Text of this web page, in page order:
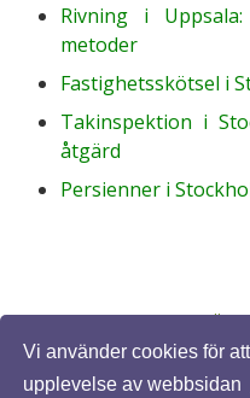
Vi använder cookies för
upplevelse av webbsidan
Rivning i
metoder
Fastighetsskötsel i
Takinspektion i
åtgärd
Persienner i
© 2026